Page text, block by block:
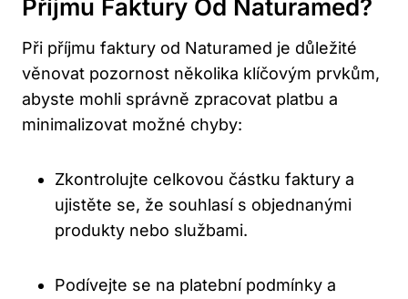
Příjmu Faktury Od Naturamed?
Při příjmu faktury od Naturamed ​je důležité
věnovat pozornost několika klíčovým ​prvkům,
abyste mohli správně zpracovat platbu a
minimalizovat možné chyby:
Zkontrolujte celkovou částku faktury a
ujistěte se,‌ že souhlasí ‍s objednanými
‍produkty nebo ⁢službami.
Podívejte se na platební podmínky a